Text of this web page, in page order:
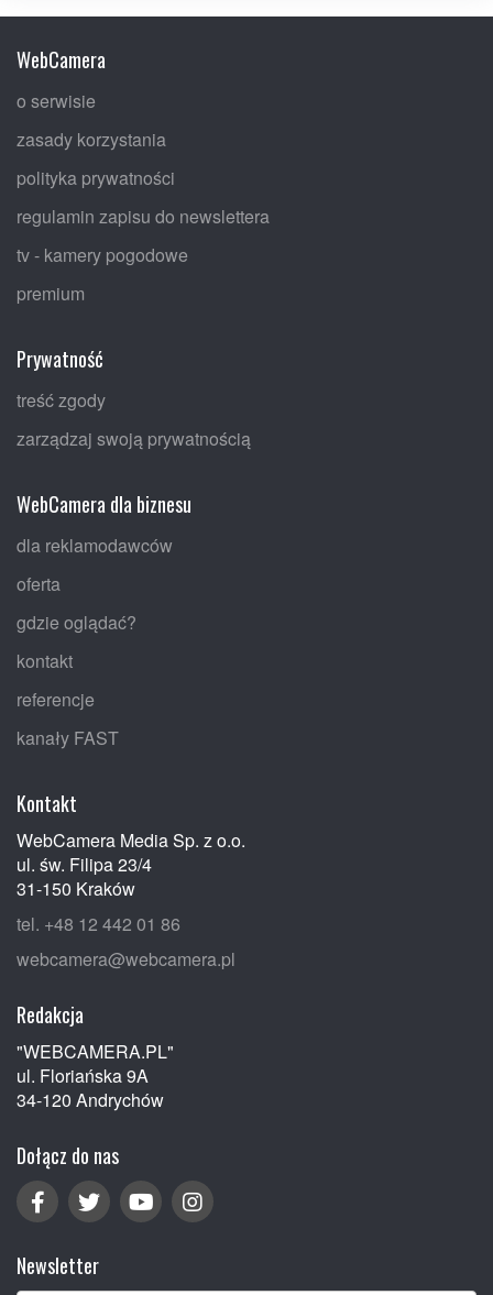
WebCamera
o serwisie
zasady korzystania
polityka prywatności
regulamin zapisu do newslettera
tv - kamery pogodowe
premium
Prywatność
treść zgody
zarządzaj swoją prywatnością
WebCamera dla biznesu
dla reklamodawców
oferta
gdzie oglądać?
kontakt
referencje
kanały FAST
Kontakt
WebCamera Media Sp. z o.o.
ul. św. Filipa 23/4
31-150 Kraków
tel. +48 12 442 01 86
webcamera@webcamera.pl
Redakcja
"WEBCAMERA.PL"
ul. Floriańska 9A
34-120 Andrychów
Dołącz do nas
Newsletter